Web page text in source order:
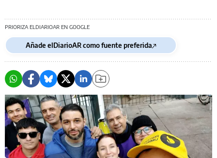
PRIORIZA ELDIARIOAR EN GOOGLE
Añade elDiarioAR como fuente preferida